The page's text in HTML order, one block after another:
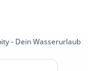
- Dein Wasserurlaub